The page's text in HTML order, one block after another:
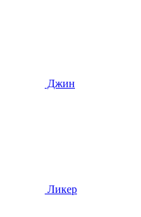
Джин
Ликер